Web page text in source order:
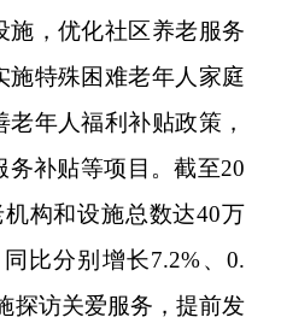
施，优化社区养老服务
施特殊困难老年人家庭
年人福利补贴政策，
补贴等项目。截至20
构和设施总数达40万
比分别增长7.2%、0.
探访关爱服务，提前发